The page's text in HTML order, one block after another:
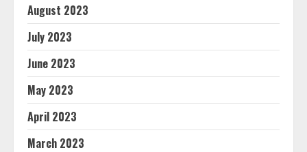
August 2023
July 2023
June 2023
May 2023
April 2023
March 2023